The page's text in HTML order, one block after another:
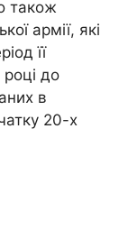
також
армії, які
її
році до
в
20-х